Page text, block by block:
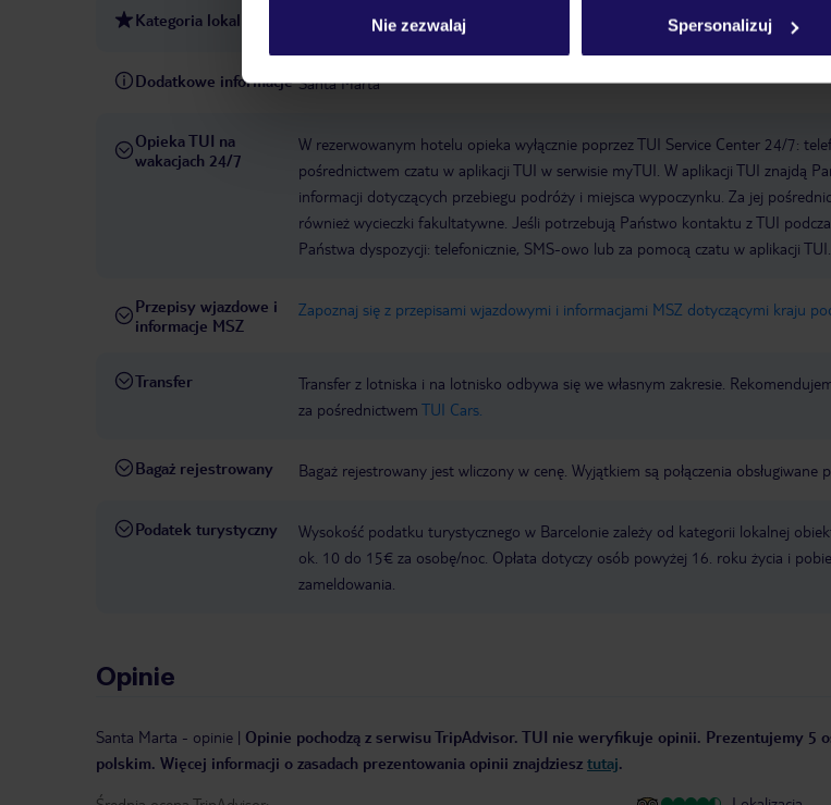
Nie zezwalaj Spersonalizuj
Kategoria lokalna
Dodatkowe informacje Santa Marta
Opieka TUI na
wakacjach 24/7
W rezerwowanym hotelu opieka wyłącznie poprzez TUI Service Center 24/7:
pośrednictwem czatu w aplikacji TUI w serwisie myTUI. W aplikacji TUI znajdą
informacji dotyczących przebiegu podróży i miejsca wypoczynku. Za jej
również wycieczki fakultatywne. Jeśli potrzebują Państwo kontaktu z TUI
Państwa dyspozycji: telefonicznie, SMS-owo lub za pomocą czatu w aplikacji TUI.
Przepisy wjazdowe i
informacje MSZ
Zapoznaj się z przepisami wjazdowymi i informacjami MSZ dotyczącymi kraju
Transfer
Transfer z lotniska i na lotnisko odbywa się we własnym zakresie.
za pośrednictwem TUI Cars.
Bagaż rejestrowany Bagaż rejestrowany jest wliczony w cenę. Wyjątkiem są połączenia obsługiwane
Podatek turystyczny
Wysokość podatku turystycznego w Barcelonie zależy od kategorii lokalnej
ok. 10 do 15€ za osobę/noc. Opłata dotyczy osób powyżej 16. roku życia i
zameldowania.
Opinie
Santa Marta - opinie | Opinie pochodzą z serwisu TripAdvisor. TUI nie weryfikuje opinii. Prezentujemy 5
polskim. Więcej informacji o zasadach prezentowania opinii znajdziesz tutaj.